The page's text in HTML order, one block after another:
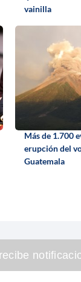
vainilla
Más de 1.700
erupción del
Guatemala